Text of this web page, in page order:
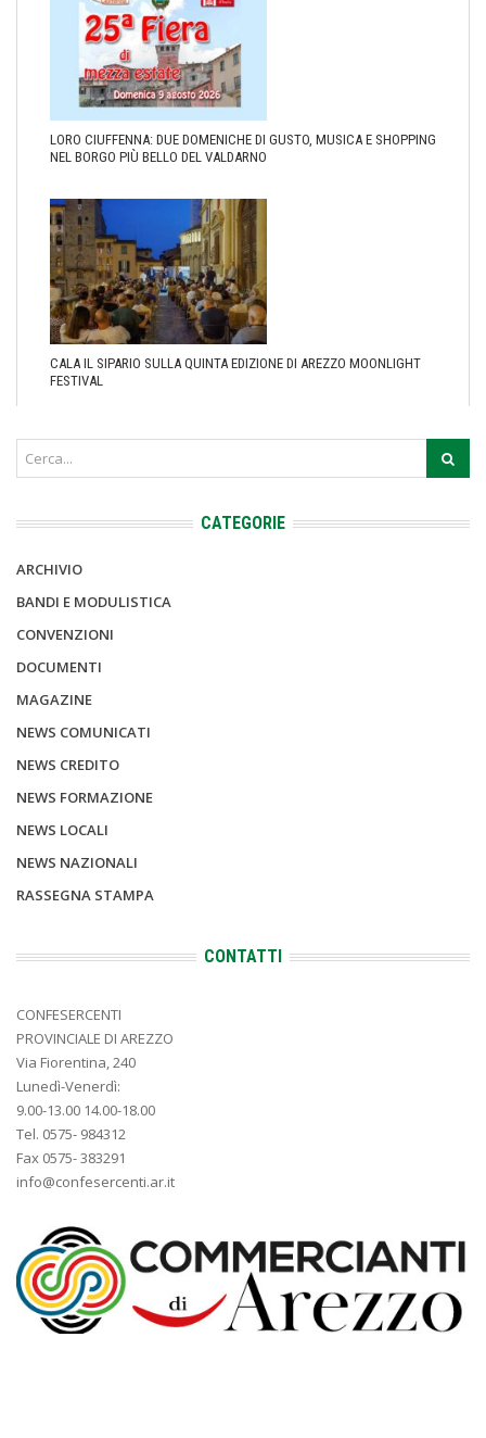
LORO CIUFFENNA: DUE DOMENICHE DI GUSTO, MUSICA E SHOPPING
NEL BORGO PIÙ BELLO DEL VALDARNO
CALA IL SIPARIO SULLA QUINTA EDIZIONE DI AREZZO MOONLIGHT
FESTIVAL
CATEGORIE
ARCHIVIO
BANDI E MODULISTICA
CONVENZIONI
DOCUMENTI
MAGAZINE
NEWS COMUNICATI
NEWS CREDITO
NEWS FORMAZIONE
NEWS LOCALI
NEWS NAZIONALI
RASSEGNA STAMPA
CONTATTI
CONFESERCENTI
PROVINCIALE DI AREZZO
Via Fiorentina, 240
Lunedì-Venerdì:
9.00-13.00 14.00-18.00
Tel. 0575- 984312
Fax 0575- 383291
info@confesercenti.ar.it